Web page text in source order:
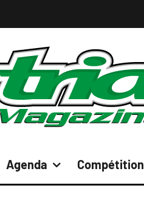
Agenda Compétition